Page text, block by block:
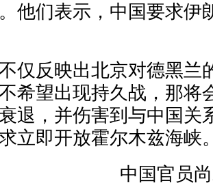
他们表示，中国要求伊
仅反映出北京对德黑兰
希望出现持久战，那将
退，并伤害到与中国关
立即开放霍尔木兹海峡
中国官员